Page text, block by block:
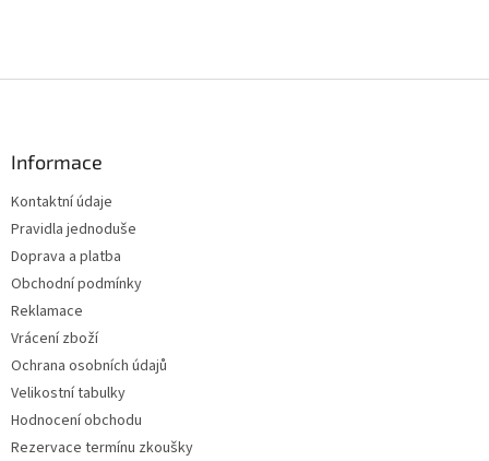
Informace
Kontaktní údaje
Pravidla jednoduše
Doprava a platba
Obchodní podmínky
Reklamace
Vrácení zboží
Ochrana osobních údajů
Velikostní tabulky
Hodnocení obchodu
Rezervace termínu zkoušky